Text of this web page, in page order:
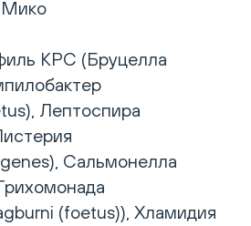
Мико
КРС (Бруцелла
Лептоспира
Сальмонелла
(foetus)), Хламидия